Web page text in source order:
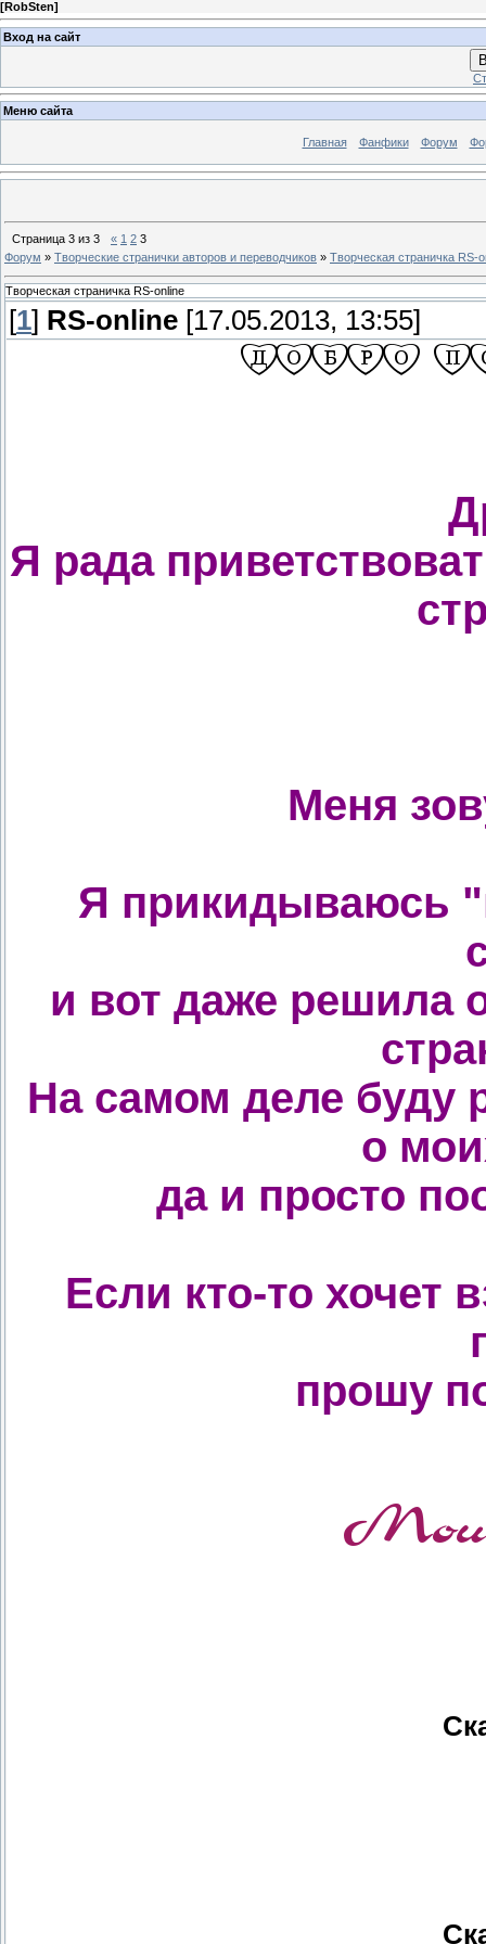
[RobSten]
Вход на сайт
Меню сайта
Главная Фанфики Форум
Страница 3 из 3 « 1 2 3
Форум » Творческие странички авторов и переводчиков » Творческая страничка RS-
Творческая страничка RS-online
[1] RS-online [17.05.2013, 13:55]
Я рада
Меня
Я прикидываюсь
и вот даже решила
На самом деле буду
о
да и просто
Если кто-то хочет
прошу